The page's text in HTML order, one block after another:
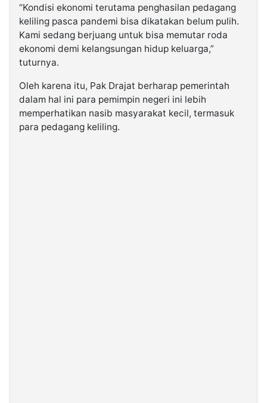
“Kondisi ekonomi terutama penghasilan pedagang
keliling pasca pandemi bisa dikatakan belum pulih.
Kami sedang berjuang untuk bisa memutar roda
ekonomi demi kelangsungan hidup keluarga,”
tuturnya.
Oleh karena itu, Pak Drajat berharap pemerintah
dalam hal ini para pemimpin negeri ini lebih
memperhatikan nasib masyarakat kecil, termasuk
para pedagang keliling.